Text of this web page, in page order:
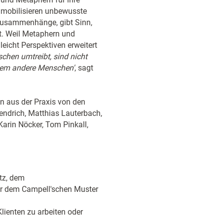
unbewusste
gibt Sinn,
Weil Metaphern und
Perspektiven erweitert
umtreibt, sind nicht
andere Menschen', sagt
aus der Praxis von den
Matthias Lauterbach,
Nöcker, Tom Pinkall,
dem
dem Campell'schen Muster
zu arbeiten oder